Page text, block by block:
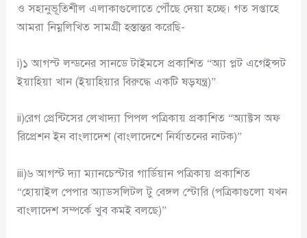
ও সহানুভূতিশীল এলাকাগুলোতে পৌঁছে দেয়া হচ্ছে। গত সপ্তাহে
আমরা নিম্নলিখিত সামগ্রী হস্তান্তর করেছি-
i)১ আগস্ট লন্ডনের সানডে টাইমসে প্রকাশিত “অ্যা প্লট এগেইন্সট
ইয়াহিয়া খান (ইয়াহিয়ার বিরুদ্ধে একটি ষড়যন্ত্র)”
ii)রেগ প্রেন্টিসের লেখাদ্যা পিপল পত্রিকায় প্রকাশিত “অ্যাক্টস অফ
রিপ্রেশন ইন বাংলাদেশ (বাংলাদেশে নির্যাতনের নাটক)”
iii)৬ আগস্ট দ্যা ম্যানচেস্টার গার্ডিয়ান পত্রিকায় প্রকাশিত
“হোয়াইল পেপার অ্যাডসলিটল টু বেঙ্গল স্টোরি (পত্রিকাগুলো যখন
বাংলাদেশ সম্পর্কে খুব কমই বলছে)”